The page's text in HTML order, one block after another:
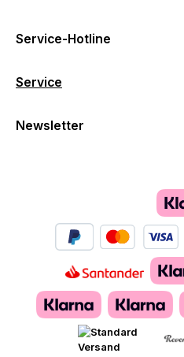
Service-Hotline
Service
Newsletter